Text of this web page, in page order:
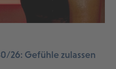
26: Gefühle zulassen